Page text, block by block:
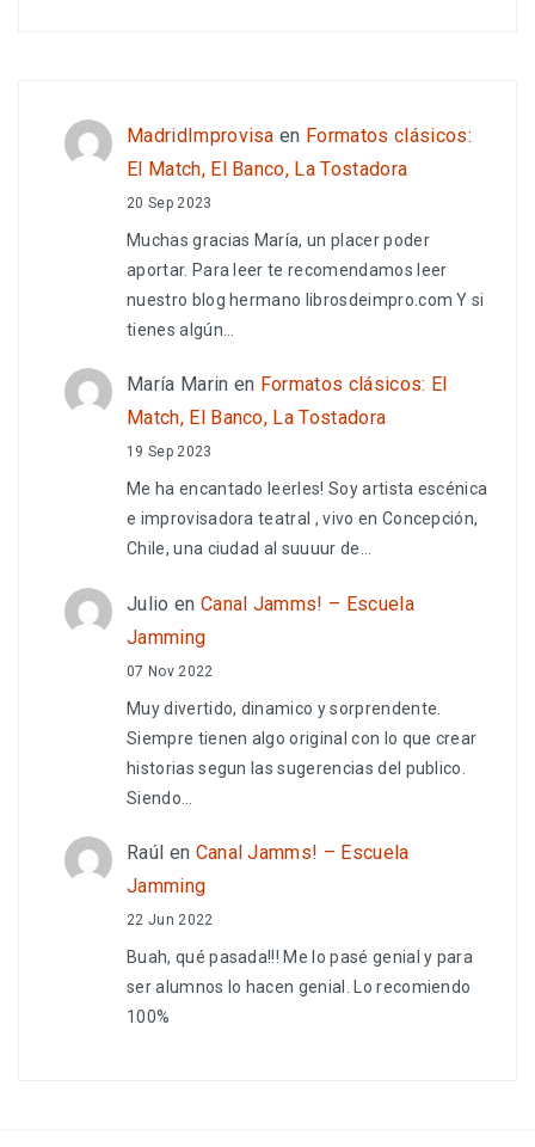
MadridImprovisa en Formatos clásicos:
El Match, El Banco, La Tostadora
20 Sep 2023
Muchas gracias María, un placer poder
aportar. Para leer te recomendamos leer
nuestro blog hermano librosdeimpro.com Y si
tienes algún…
María Marin en Formatos clásicos: El
Match, El Banco, La Tostadora
19 Sep 2023
Me ha encantado leerles! Soy artista escénica
e improvisadora teatral , vivo en Concepción,
Chile, una ciudad al suuuur de…
Julio en Canal Jamms! – Escuela
Jamming
07 Nov 2022
Muy divertido, dinamico y sorprendente.
Siempre tienen algo original con lo que crear
historias segun las sugerencias del publico.
Siendo…
Raúl en Canal Jamms! – Escuela
Jamming
22 Jun 2022
Buah, qué pasada!!! Me lo pasé genial y para
ser alumnos lo hacen genial. Lo recomiendo
100%